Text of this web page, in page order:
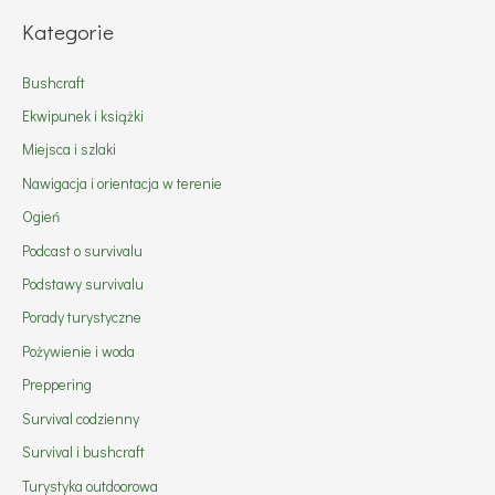
Kategorie
Bushcraft
Ekwipunek i książki
Miejsca i szlaki
Nawigacja i orientacja w terenie
Ogień
Podcast o survivalu
Podstawy survivalu
Porady turystyczne
Pożywienie i woda
Preppering
Survival codzienny
Survival i bushcraft
Turystyka outdoorowa